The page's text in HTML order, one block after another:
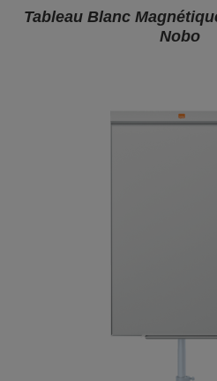
Tableau Blanc
Nobo